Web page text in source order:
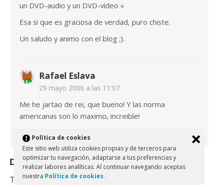
Política de cookies
Este sitio web utiliza cookies propias y de terceros para
optimizar tu navegación, adaptarse a tus preferencias y
realizar labores analíticas. Al continuar navegando aceptas
nuestra Política de cookies .
un DVD-audio y un DVD-vídeo «
Esa si que es graciosa de verdad, puro chiste.
Un saludo y animo con el blog ;).
Rafael Eslava
29 mayo 2006 a las 11:07
Me he jartao de rei, que bueno! Y las norma
americanas son lo maximo, increible!
Deja una respuesta
Tu dirección de correo electrónico no será publicada.